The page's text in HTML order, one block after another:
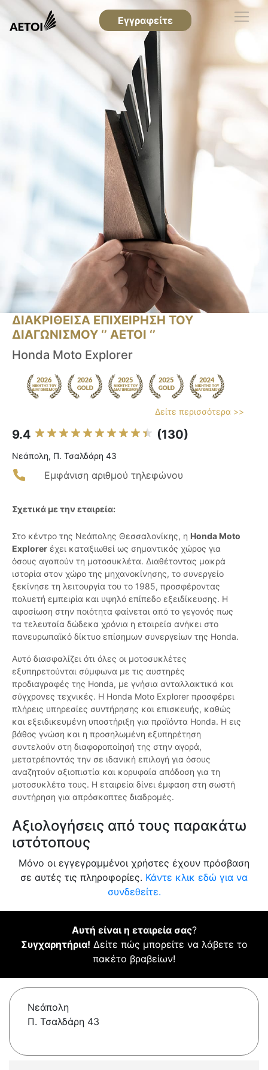
Εγγραφείτε
ΔΙΑΚΡΙΘΕΙΣΑ ΕΠΙΧΕΙΡΗΣΗ ΤΟΥ
ΔΙΑΓΩΝΙΣΜΟΥ ‘’ ΑΕΤΟΙ ‘’
Honda Moto Explorer
Δείτε περισσότερα >>
9.4 (130)
Νεάπολη, Π. Τσαλδάρη 43
Εμφάνιση αριθμού τηλεφώνου
Σχετικά με την εταιρεία:
Στο κέντρο της Νεάπολης Θεσσαλονίκης, η Honda Moto
Explorer έχει καταξιωθεί ως σημαντικός χώρος για
όσους αγαπούν τη μοτοσυκλέτα. Διαθέτοντας μακρά
ιστορία στον χώρο της μηχανοκίνησης, το συνεργείο
ξεκίνησε τη λειτουργία του το 1985, προσφέροντας
πολυετή εμπειρία και υψηλό επίπεδο εξειδίκευσης. Η
αφοσίωση στην ποιότητα φαίνεται από το γεγονός πως
τα τελευταία δώδεκα χρόνια η εταιρεία ανήκει στο
πανευρωπαϊκό δίκτυο επίσημων συνεργείων της Honda.
Αυτό διασφαλίζει ότι όλες οι μοτοσυκλέτες
εξυπηρετούνται σύμφωνα με τις αυστηρές
προδιαγραφές της Honda, με γνήσια ανταλλακτικά και
σύγχρονες τεχνικές. Η Honda Moto Explorer προσφέρει
πλήρεις υπηρεσίες συντήρησης και επισκευής, καθώς
και εξειδικευμένη υποστήριξη για προϊόντα Honda. Η εις
βάθος γνώση και η προσηλωμένη εξυπηρέτηση
συντελούν στη διαφοροποίησή της στην αγορά,
μετατρέποντάς την σε ιδανική επιλογή για όσους
αναζητούν αξιοπιστία και κορυφαία απόδοση για τη
μοτοσυκλέτα τους. Η εταιρεία δίνει έμφαση στη σωστή
συντήρηση για απρόσκοπτες διαδρομές.
Αξιολογήσεις από τους παρακάτω
ιστότοπους
Μόνο οι εγγεγραμμένοι χρήστες έχουν πρόσβαση
σε αυτές τις πληροφορίες. Κάντε κλικ εδώ για να
συνδεθείτε.
Αυτή είναι η εταιρεία σας?
Συγχαρητήρια! Δείτε πώς μπορείτε να λάβετε το
πακέτο βραβείων!
Νεάπολη
Π. Τσαλδάρη 43